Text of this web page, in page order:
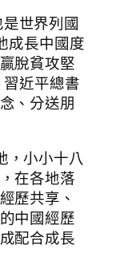
世界列國
成長中國度
脫貧攻堅
近平總書
、分送朋
，小小十八
在各地落
歷共享、
中國經歷
配合成長